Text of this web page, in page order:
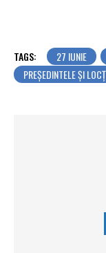
TAGS: 27 IUNIE
PREŞEDINTELE ŞI